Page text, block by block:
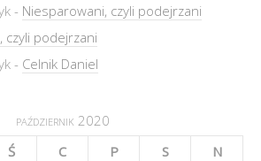
- Niesparowani, czyli podejrzani
czyli podejrzani
- Celnik Daniel
październik 2020
Ś C P S
N